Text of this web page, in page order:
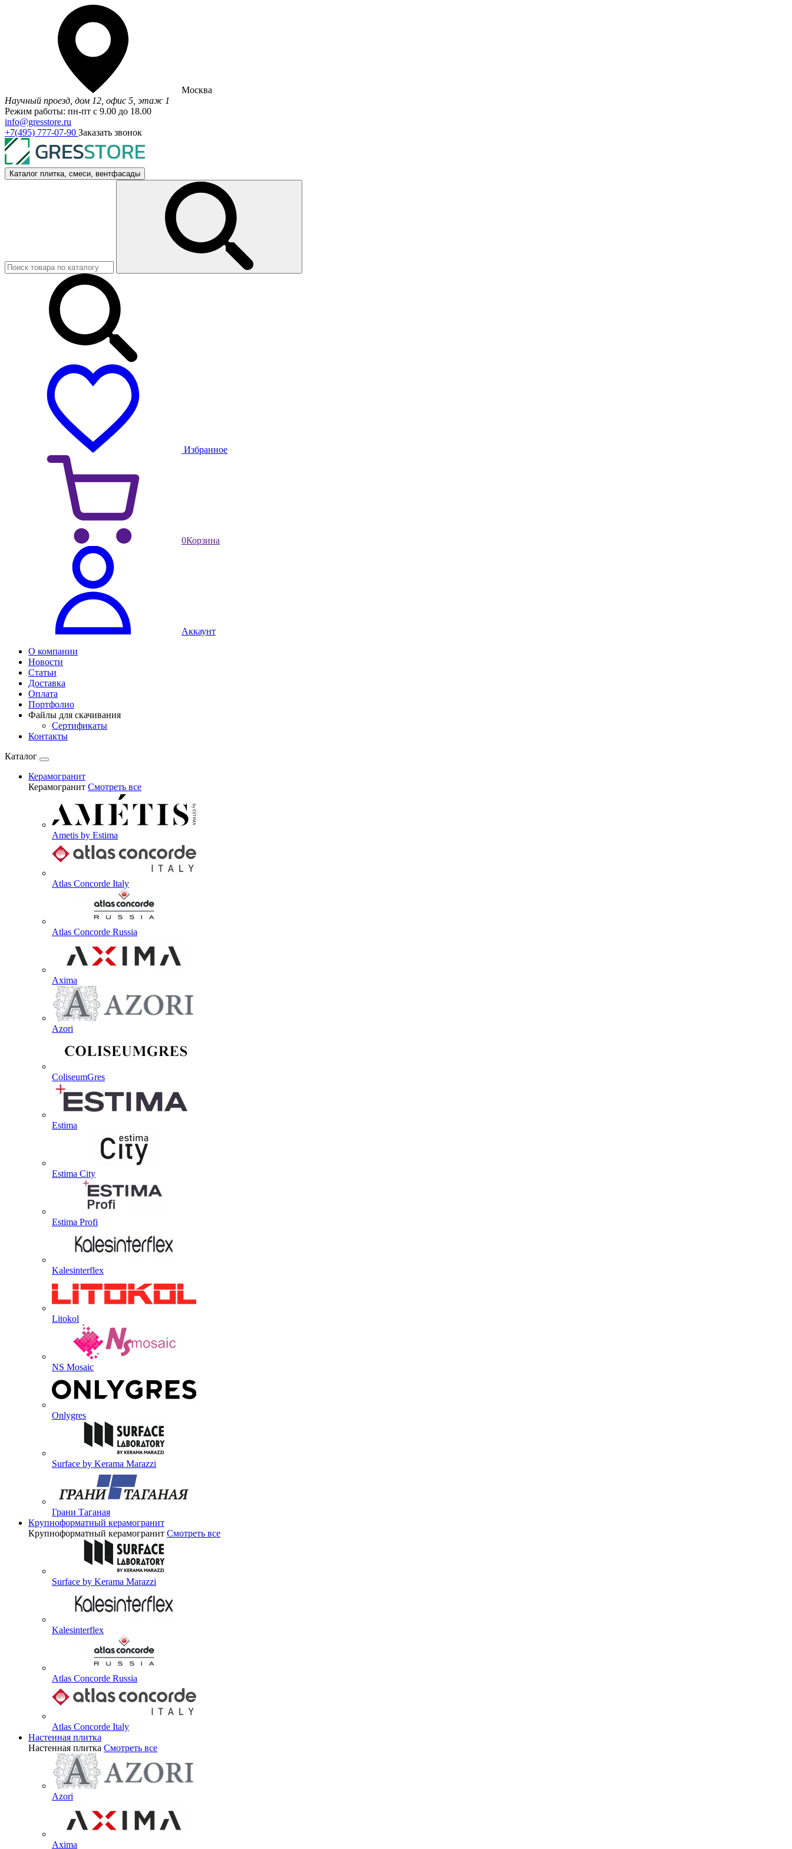
Москва
Научный проезд, дом 12, офис 5, этаж 1
Режим работы: пн-пт с 9.00 до 18.00
info@gresstore.ru
+7(495) 777-07-90 Заказать звонок
Каталог плитка, смеси, вентфасады
Избранное
0Корзина
Аккаунт
О компании
Новости
Статьи
Доставка
Оплата
Портфолио
Файлы для скачивания
Сертификаты
Контакты
Каталог
Керамогранит
Керамогранит Смотреть все
Ametis by Estima
Atlas Concorde Italy
Atlas Concorde Russia
Axima
Azori
ColiseumGres
Estima
Estima City
Estima Profi
Kalesinterflex
Litokol
NS Mosaic
Onlygres
Surface by Kerama Marazzi
Грани Таганая
Крупноформатный керамогранит
Крупноформатный керамогранит Смотреть все
Surface by Kerama Marazzi
Kalesinterflex
Atlas Concorde Russia
Atlas Concorde Italy
Настенная плитка
Настенная плитка Смотреть все
Azori
Axima